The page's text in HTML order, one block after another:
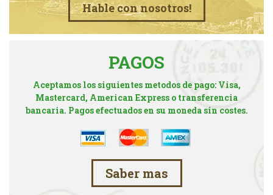
Hable con nosotros!
PAGOS
Aceptamos los siguientes metodos de pago: Visa,
Mastercard, American Express o transferencia
bancaria. Pagos efectuados en su moneda sin costes.
Saber mas